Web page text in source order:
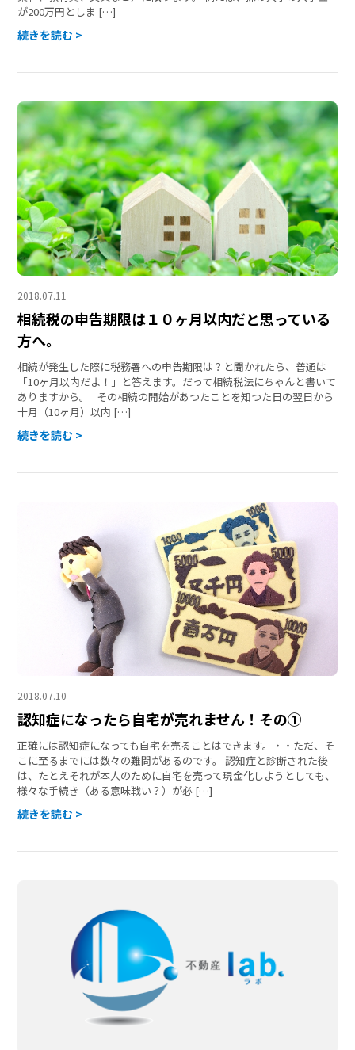
が200万円としま […]
続きを読む >
2018.07.11
相続税の申告期限は１０ヶ月以内だと思っている
方へ。
相続が発生した際に税務署への申告期限は？と聞かれたら、普通は
「10ヶ月以内だよ！」と答えます。だって相続税法にちゃんと書いて
ありますから。 その相続の開始があつたことを知つた日の翌日から
十月（10ヶ月）以内 […]
続きを読む >
2018.07.10
認知症になったら自宅が売れません！その①
正確には認知症になっても自宅を売ることはできます。・・ただ、そ
こに至るまでには数々の難問があるのです。 認知症と診断された後
は、たとえそれが本人のために自宅を売って現金化しようとしても、
様々な手続き（ある意味戦い？）が必 […]
続きを読む >